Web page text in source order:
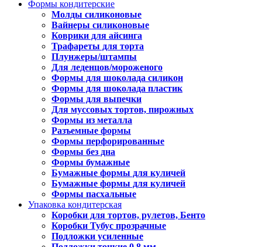
Формы кондитерские
Молды силиконовые
Вайнеры силиконовые
Коврики для айсинга
Трафареты для торта
Плунжеры/штампы
Для леденцов/мороженого
Формы для шоколада силикон
Формы для шоколада пластик
Формы для выпечки
Для муссовых тортов, пирожных
Формы из металла
Разъемные формы
Формы перфорированные
Формы без дна
Формы бумажные
Бумажные формы для куличей
Бумажные формы для куличей
Формы пасхальные
Упаковка кондитерская
Коробки для тортов, рулетов, Бенто
Коробки Тубус прозрачные
Подложки усиленные